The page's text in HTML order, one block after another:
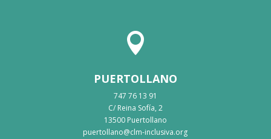

PUERTOLLANO
747 76 13 91
C/ Reina Sofía, 2
13500 Puertollano
puertollano@clm-inclusiva.org